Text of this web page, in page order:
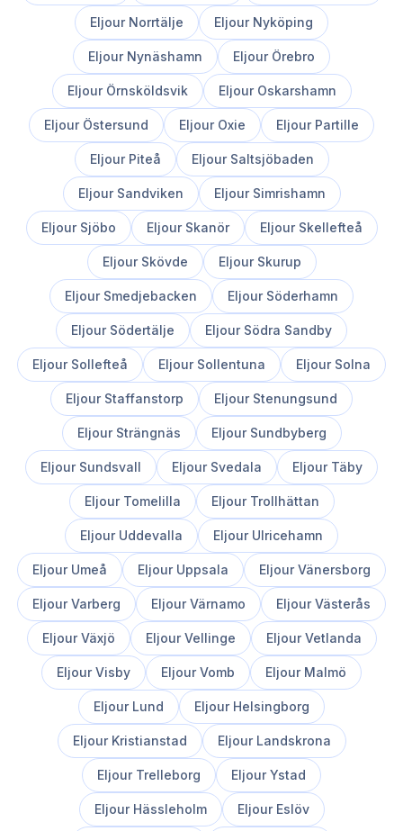
Eljour Norrtälje Eljour Nyköping
Eljour Nynäshamn Eljour Örebro
Eljour Örnsköldsvik Eljour Oskarshamn
Eljour Östersund Eljour Oxie Eljour Partille
Eljour Piteå Eljour Saltsjöbaden
Eljour Sandviken Eljour Simrishamn
Eljour Sjöbo Eljour Skanör Eljour Skellefteå
Eljour Skövde Eljour Skurup
Eljour Smedjebacken Eljour Söderhamn
Eljour Södertälje Eljour Södra Sandby
Eljour Sollefteå Eljour Sollentuna Eljour Solna
Eljour Staffanstorp Eljour Stenungsund
Eljour Strängnäs Eljour Sundbyberg
Eljour Sundsvall Eljour Svedala Eljour Täby
Eljour Tomelilla Eljour Trollhättan
Eljour Uddevalla Eljour Ulricehamn
Eljour Umeå Eljour Uppsala EljourVänersborg
EljourVarberg EljourVärnamo EljourVästerås
EljourVäxjö EljourVellinge EljourVetlanda
EljourVisby EljourVomb Eljour Malmö
Eljour Lund Eljour Helsingborg
Eljour Kristianstad Eljour Landskrona
Eljour Trelleborg EljourYstad
Eljour Hässleholm Eljour Eslöv